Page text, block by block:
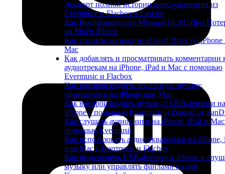
Экспорт полной истории прослушивания из
Evermusic и Flacbox в Last.fm
Как Воспроизводить Музыку FLAC (Без
на Моём iPhone
Как слушать музыку из iCloud Drive на iPhone
Mac
Как добавлять и просматривать комментарии
аудиотрекам на iPhone, iPad и Mac с помощью
Evermusic и Flacbox
Как воспроизводить локальную музыку,
хранящуюся на iPhone или Mac
Как воспроизводить музыку с USB-флешки на
iPhone с помощью Evermusic и iXpand от
Как слушать аудиокниги на iPhone, iPad и
помощью Evermusic
Как использовать аудио эквалайзер на iPhone,
или Mac с Evermusic и Flacbox
Как подключить USB-флешку к iPhone и
музыку или управлять файлами на ней